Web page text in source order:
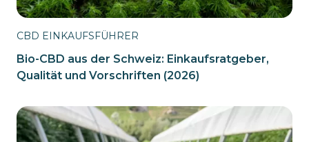
CBD EINKAUFSFÜHRER
Bio-CBD aus der Schweiz: Einkaufsratgeber,
Qualität und Vorschriften (2026)